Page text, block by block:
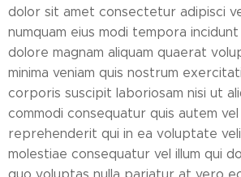
dolor sit amet consectetur adipisci
numquam eius modi tempora
dolore magnam aliquam quaerat
minima veniam quis nostrum
corporis suscipit laboriosam nisi ut
commodi consequatur quis autem
reprehenderit qui in ea voluptate
molestiae consequatur vel illum qui
quo voluptas nulla pariatur at vero